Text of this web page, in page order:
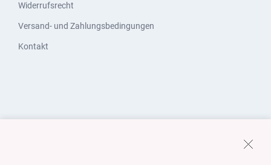
Widerrufsrecht
Versand- und Zahlungsbedingungen
Kontakt